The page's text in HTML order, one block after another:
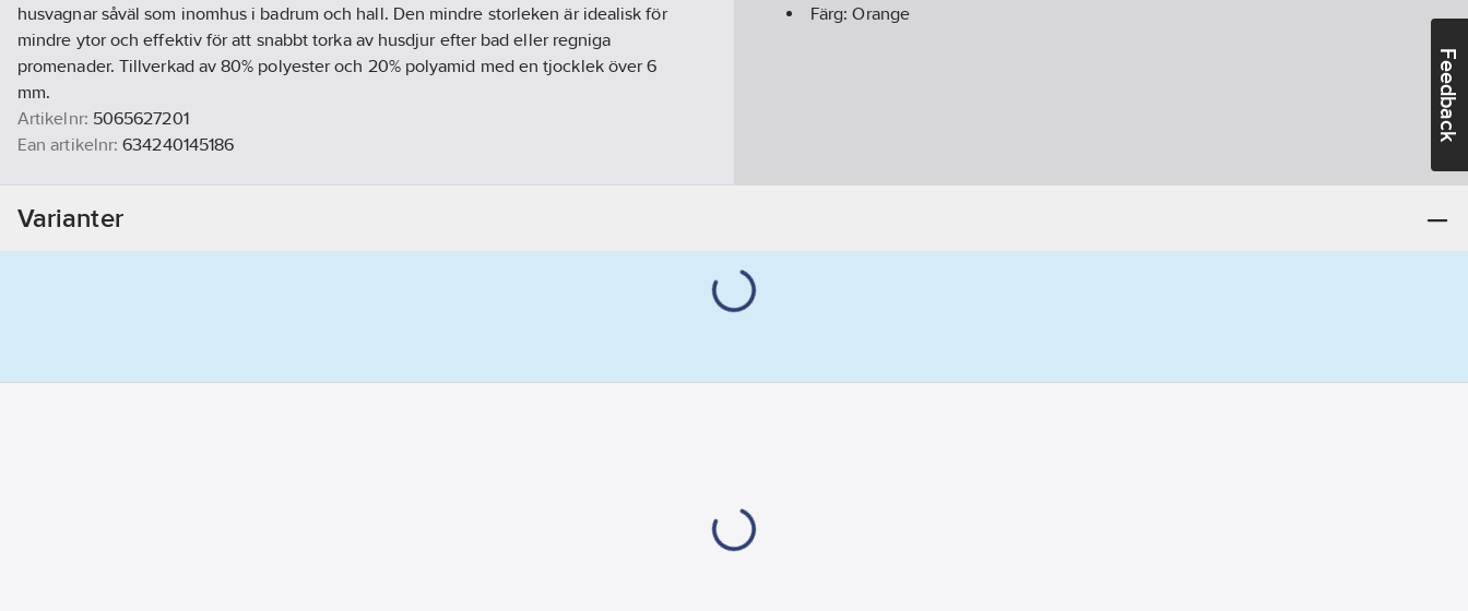
Feedback
husvagnar såväl som inomhus i badrum och hall. Den mindre storleken är idealisk för
mindre ytor och effektiv för att snabbt torka av husdjur efter bad eller regniga
promenader. Tillverkad av 80% polyester och 20% polyamid med en tjocklek över 6
mm.
Artikelnr: 5065627201
Ean artikelnr: 634240145186
Färg:Orange
Varianter